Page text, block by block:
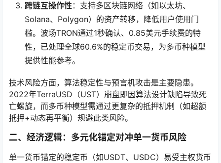
跨链互操作性：支持多区块链网络（如以太坊、
Solana、Polygon）的资产转移，降低用户使用门
槛。波场TRON通过1秒确认、0.85美元手续费的特
性，已处理全球60.6%的稳定币交易，为多币种模型
提供性能参考。
技术风险方面，算法稳定性与预言机攻击是主要隐患。
2022年TerraUSD（UST）崩盘即因算法设计缺陷导致死
亡螺旋，而多币种模型需通过更复杂的抵押机制（如超额
抵押+动态再平衡）规避此类风险。
二、经济逻辑：多元化锚定对冲单一货币风险
单一货币锚定的稳定币（如USDT、USDC）易受主权货币